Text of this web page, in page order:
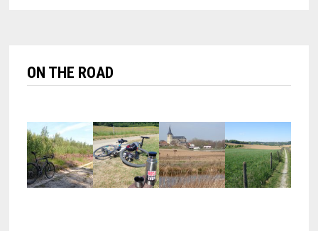
ON THE ROAD